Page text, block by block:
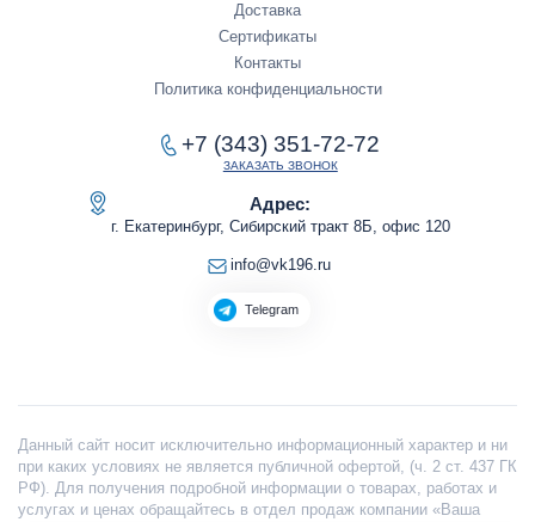
Доставка
Сертификаты
Контакты
Политика конфиденциальности
+7 (343) 351-72-72
ЗАКАЗАТЬ ЗВОНОК
Адрес:
г. Екатеринбург, Сибирский тракт 8Б, офис 120
info@vk196.ru
Telegram
Данный сайт носит исключительно информационный характер и ни
при каких условиях не является публичной офертой, (ч. 2 ст. 437 ГК
РФ). Для получения подробной информации о товарах, работах и
услугах и ценах обращайтесь в отдел продаж компании «Ваша